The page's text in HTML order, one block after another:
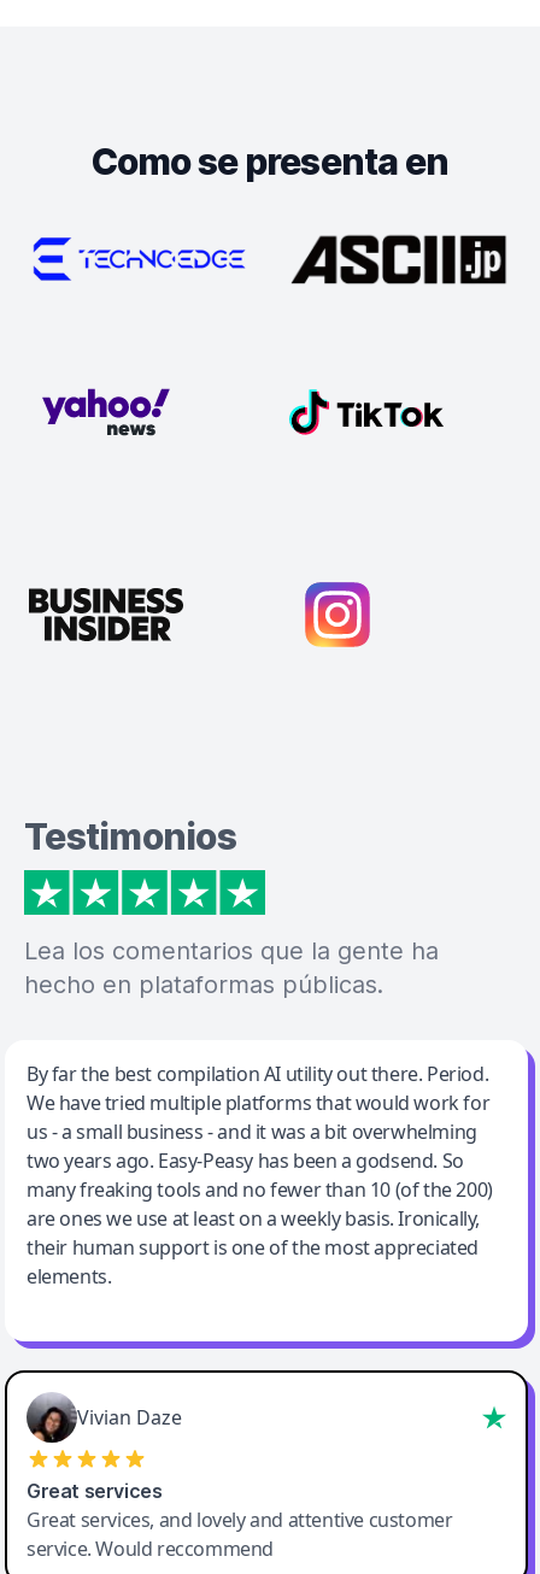
Como se presenta en
Testimonios
Lea los comentarios que la gente ha
hecho en plataformas públicas.
Jeff Wilson
By far the best compilation AI utility
By far the best compilation AI utility out there. Period.
We have tried multiple platforms that would work for
us - a small business - and it was a bit overwhelming
two years ago. Easy-Peasy has been a godsend. So
many freaking tools and no fewer than 10 (of the 200)
are ones we use at least on a weekly basis. Ironically,
their human support is one of the most appreciated
elements.
Vivian Daze
Great services
Great services, and lovely and attentive customer
service. Would reccommend